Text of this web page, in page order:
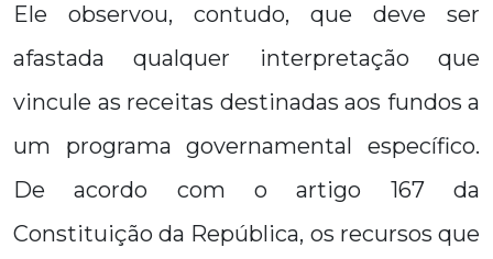
Ele observou, contudo, que deve ser
afastada qualquer interpretação que
vincule as receitas destinadas aos fundos a
um programa governamental específico.
De acordo com o artigo 167 da
Constituição da República, os recursos que